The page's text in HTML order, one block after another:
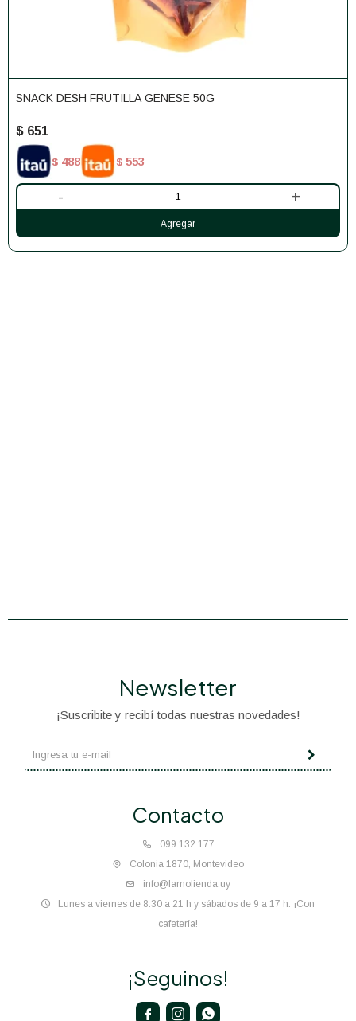
SNACK DESH FRUTILLA GENESE 50G
$ 651
$ 488 $ 553
- +
Contacto
099 132 177
Colonia 1870, Montevideo
info@lamolienda.uy
Lunes a viernes de 8:30 a 21 h y sábados de 9 a 17 h. ¡Con
cafetería!
Newsletter
¡Suscribite y recibí todas nuestras novedades!
¡Seguinos!
  